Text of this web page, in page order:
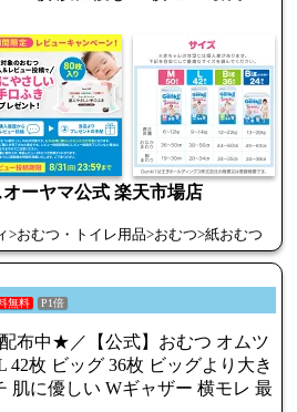
ーヤマ公式 楽天市場店
>おむつ・トイレ用品>おむつ>紙おむつ
無料 P1倍
布中★／【公式】おむつ オムツ
42枚 ビッグ 36枚 ビッグより大き
肌に優しい Wギャザー 横モレ 最